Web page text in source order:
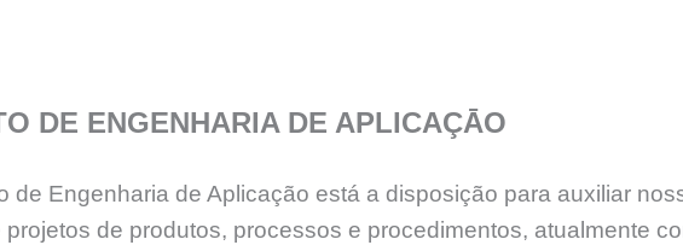
DE ENGENHARIA DE APLICAÇĀO
de Engenharia de Aplicação está a disposição para auxiliar
de produtos, processos e procedimentos, atualmente